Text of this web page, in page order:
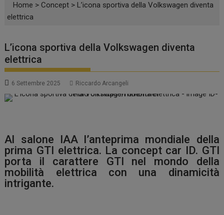
Home >Concept >L’icona sportiva della Volkswagen diventa
elettrica
L’icona sportiva della Volkswagen diventa
elettrica
6 Settembre 2025 Riccardo Arcangeli
Al salone IAA l’anteprima mondiale della
prima GTI elettrica. La concept car ID. GTI
porta il carattere GTI nel mondo della
mobilità elettrica con una dinamicità
intrigante.